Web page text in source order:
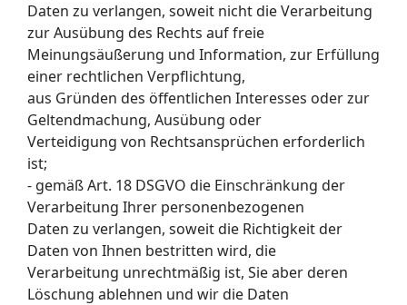
Daten zu verlangen, soweit nicht die Verarbeitung
zur Ausübung des Rechts auf freie
Meinungsäußerung und Information, zur Erfüllung
einer rechtlichen Verpflichtung,
aus Gründen des öffentlichen Interesses oder zur
Geltendmachung, Ausübung oder
Verteidigung von Rechtsansprüchen erforderlich
ist;
- gemäß Art. 18 DSGVO die Einschränkung der
Verarbeitung Ihrer personenbezogenen
Daten zu verlangen, soweit die Richtigkeit der
Daten von Ihnen bestritten wird, die
Verarbeitung unrechtmäßig ist, Sie aber deren
Löschung ablehnen und wir die Daten